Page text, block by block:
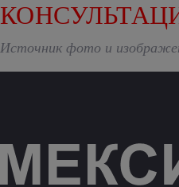
Источник фото и